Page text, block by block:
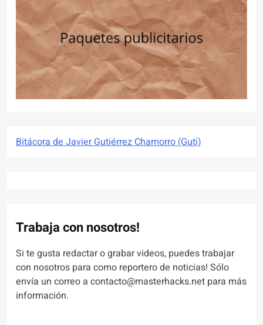
Bitácora de Javier Gutiérrez Chamorro (Guti)
Trabaja con nosotros!
Si te gusta redactar o grabar videos, puedes trabajar
con nosotros para como reportero de noticias! Sólo
envía un correo a contacto@masterhacks.net para más
información.